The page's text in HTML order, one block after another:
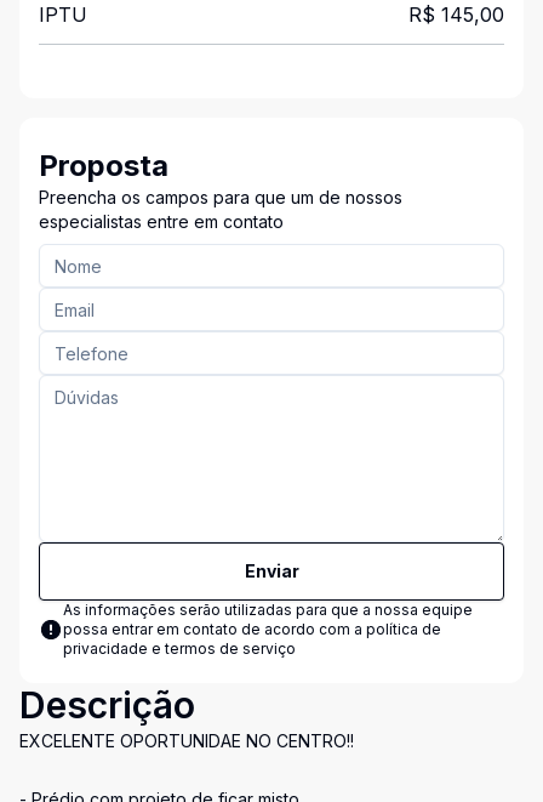
IPTU R$ 145,00
Proposta
Preencha os campos para que um de nossos
especialistas entre em contato
Enviar
As informações serão utilizadas para que a nossa equipe
possa entrar em contato de acordo com a política de
privacidade e termos de serviço
Descrição
EXCELENTE OPORTUNIDAE NO CENTRO!!